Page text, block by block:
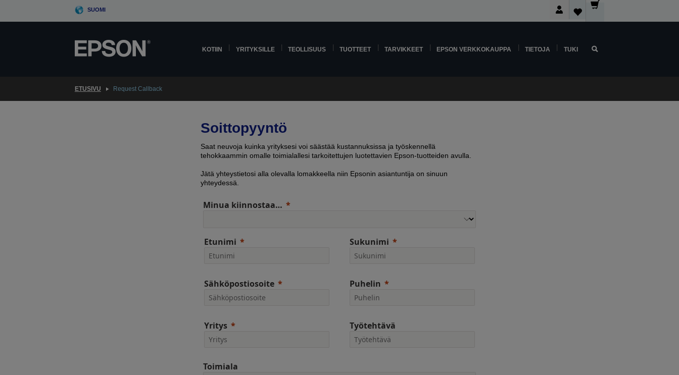
SUOMI
KOTIIN YRITYKSILLE TEOLLISUUS TUOTTEET TARVIKKEET EPSON VERKKOKAUPPA TIETOJA TUKI
ETUSIVU Request Callback
Soittopyyntö
Saat neuvoja kuinka yrityksesi voi säästää kustannuksissa ja työskennellä
tehokkaammin omalle toimialallesi tarkoitettujen luotettavien Epson-tuotteiden avulla.
Jätä yhteystietosi alla olevalla lomakkeella niin Epsonin asiantuntija on sinuun
yhteydessä.
Minua kiinnostaa…
Etunimi Sukunimi
Sähköpostiosoite Puhelin
Yritys Työtehtävä
Toimiala